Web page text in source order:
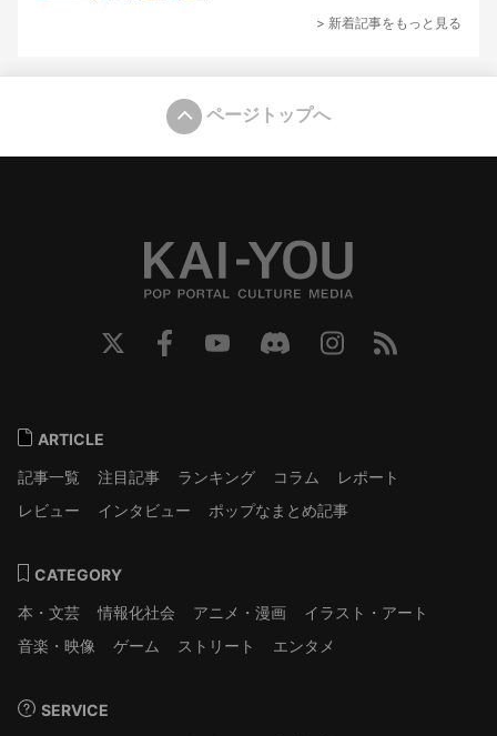
> 新着記事をもっと見る
ページトップへ
ARTICLE
記事一覧
注目記事 ランキング コラム
レポート
レビュー
インタビュー ポップなまとめ記事
CATEGORY
本・文芸
情報化社会 アニメ・漫画
イラスト・アート
音楽・映像
ゲーム ストリート エンタメ
SERVICE